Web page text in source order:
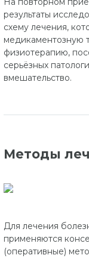
результаты
схему лечения,
медикаментозную
физиотерапию,
серьёзных
вмешательство.
Методы
Для лечения
применяются
(оперативные)